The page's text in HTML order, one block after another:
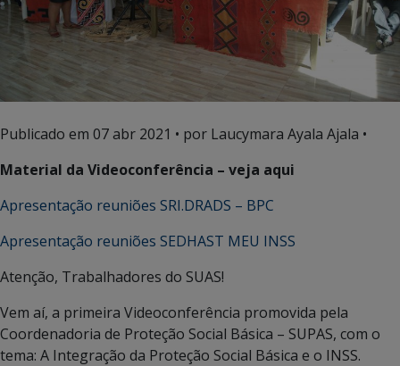
Publicado em 07 abr 2021 • por Laucymara Ayala Ajala •
Material da Videoconferência – veja aqui
Apresentação reuniões SRI.DRADS – BPC
Apresentação reuniões SEDHAST MEU INSS
Atenção, Trabalhadores do SUAS!
Vem aí, a primeira Videoconferência promovida pela
Coordenadoria de Proteção Social Básica – SUPAS, com o
tema: A Integração da Proteção Social Básica e o INSS.